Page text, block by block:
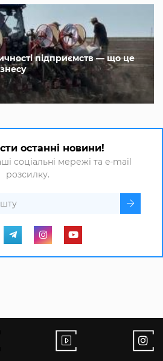
підприємств — що це
останні новини!
соціальні мережі та e-mail
розсилку.